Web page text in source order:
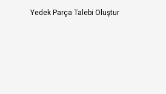
Yedek Parça Talebi Oluştur